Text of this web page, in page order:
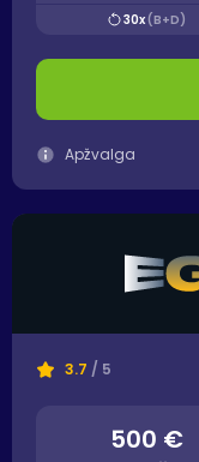
30x(B+D)
Apžvalga
3.7 / 5
500 €